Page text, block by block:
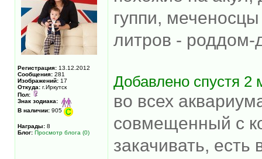
Регистрация: 13.12.2012
Сообщения: 281
Изображений: 17
Откуда: г.Иркутск
Пол:
Знак зодиака:
В наличии: 905
Награды: 8
Блог: Просмотр блога (0)
гуппи,
литров - роддом-
Добавлено спустя 2
во всех
совмещенный с
закачивать,